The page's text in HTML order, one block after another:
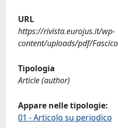
URL
https://rivista.eurojus.it/wp-
content/uploads/pdf/
Tipologia
Article (author)
Appare nelle tipologie:
01 - Articolo su periodico